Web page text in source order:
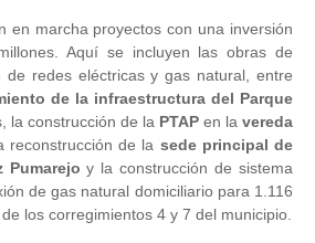
en marcha proyectos con una inversión
Aquí se incluyen las obras de
de redes eléctricas y gas natural, entre
de la infraestructura del Parque
la construcción de la PTAP en la vereda
reconstrucción de la sede principal de
Pumarejo y la construcción de sistema
de gas natural domiciliario para 1.116
los corregimientos 4 y 7 del municipio.